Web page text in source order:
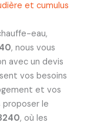
et cumulus
eau,
, nous vous
avec un devis
vos besoins
et vos
le
, où les